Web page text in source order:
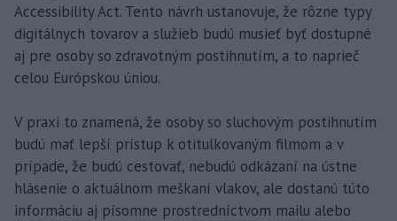
Accessibility Act. Tento návrh ustanovuje, že rôzne typy
digitálnych tovarov a služieb budú musieť byť dostupné
aj pre osoby so zdravotným postihnutím, a to naprieč
celou Európskou úniou.
V praxi to znamená, že osoby so sluchovým postihnutím
budú mať lepší prístup k otitulkovaným filmom a v
prípade, že budú cestovať, nebudú odkázaní na ústne
hlásenie o aktuálnom meškaní vlakov, ale dostanú túto
informáciu aj písomne prostredníctvom mailu alebo